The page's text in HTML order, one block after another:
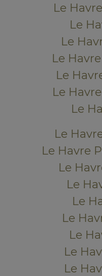
Le
Le
Le
Le
Le
Le
Le
Le
Le Havre
Le
Le
Le
Le
Le
Le
Le